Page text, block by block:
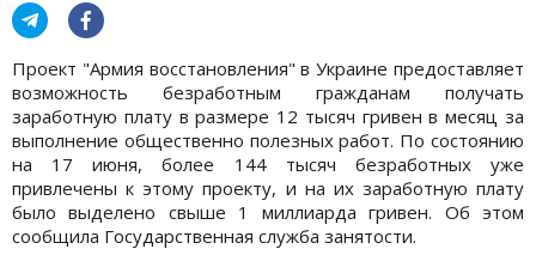
Проект "Армия восстановления" в Украине предоставляет
возможность безработным гражданам получать
заработную плату в размере 12 тысяч гривен в месяц за
выполнение общественно полезных работ. По состоянию
на 17 июня, более 144 тысяч безработных уже
привлечены к этому проекту, и на их заработную плату
было выделено свыше 1 миллиарда гривен. Об этом
сообщила Государственная служба занятости.